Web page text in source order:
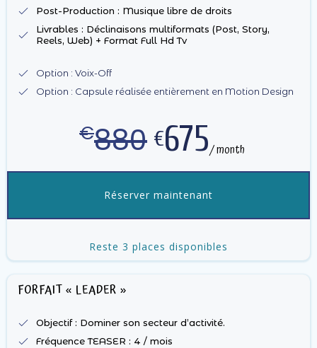
Post-Production : Musique libre de droits
Livrables : Déclinaisons multiformats (Post, Story,
Reels, Web) + Format Full Hd Tv
Option : Voix-Off
Option : Capsule réalisée entièrement en Motion Design
€880 €675/ month
Réserver maintenant
Reste 3 places disponibles
FORFAIT « LEADER »
Objectif : Dominer son secteur d’activité.
Fréquence TEASER : 4 / mois